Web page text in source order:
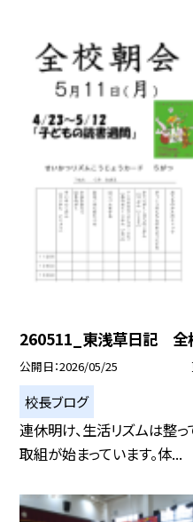
260511_東浅草日記 全
公開日 2026/05/25
校長ブログ
連休明け、生活リズムは整っ
取組が始まっています。体...